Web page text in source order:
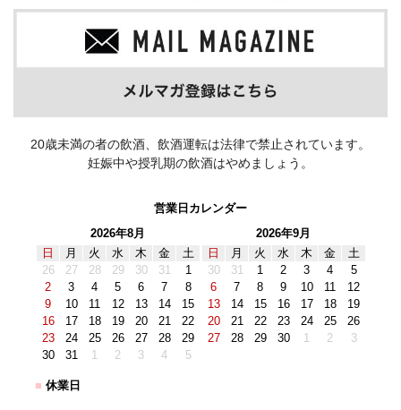
20歳未満の者の飲酒、飲酒運転は法律で禁止されています。
妊娠中や授乳期の飲酒はやめましょう。
営業日カレンダー
2026年8月
日
月 火 水 木 金
土
26
27 28 29 30 31
1
2
3 4 5 6 7
8
9
10 11 12 13 14
15
16
17 18 19 20 21
22
23
24 25 26 27 28
29
30
31 1 2 3 4 5
2026年9月
日
月 火 水 木 金
土
30
31 1 2 3 4
5
6
7 8 9 10 11
12
13
14 15 16 17 18
19
20
21 22 23 24 25
26
27
28 29 30 1 2 3
■ 休業日